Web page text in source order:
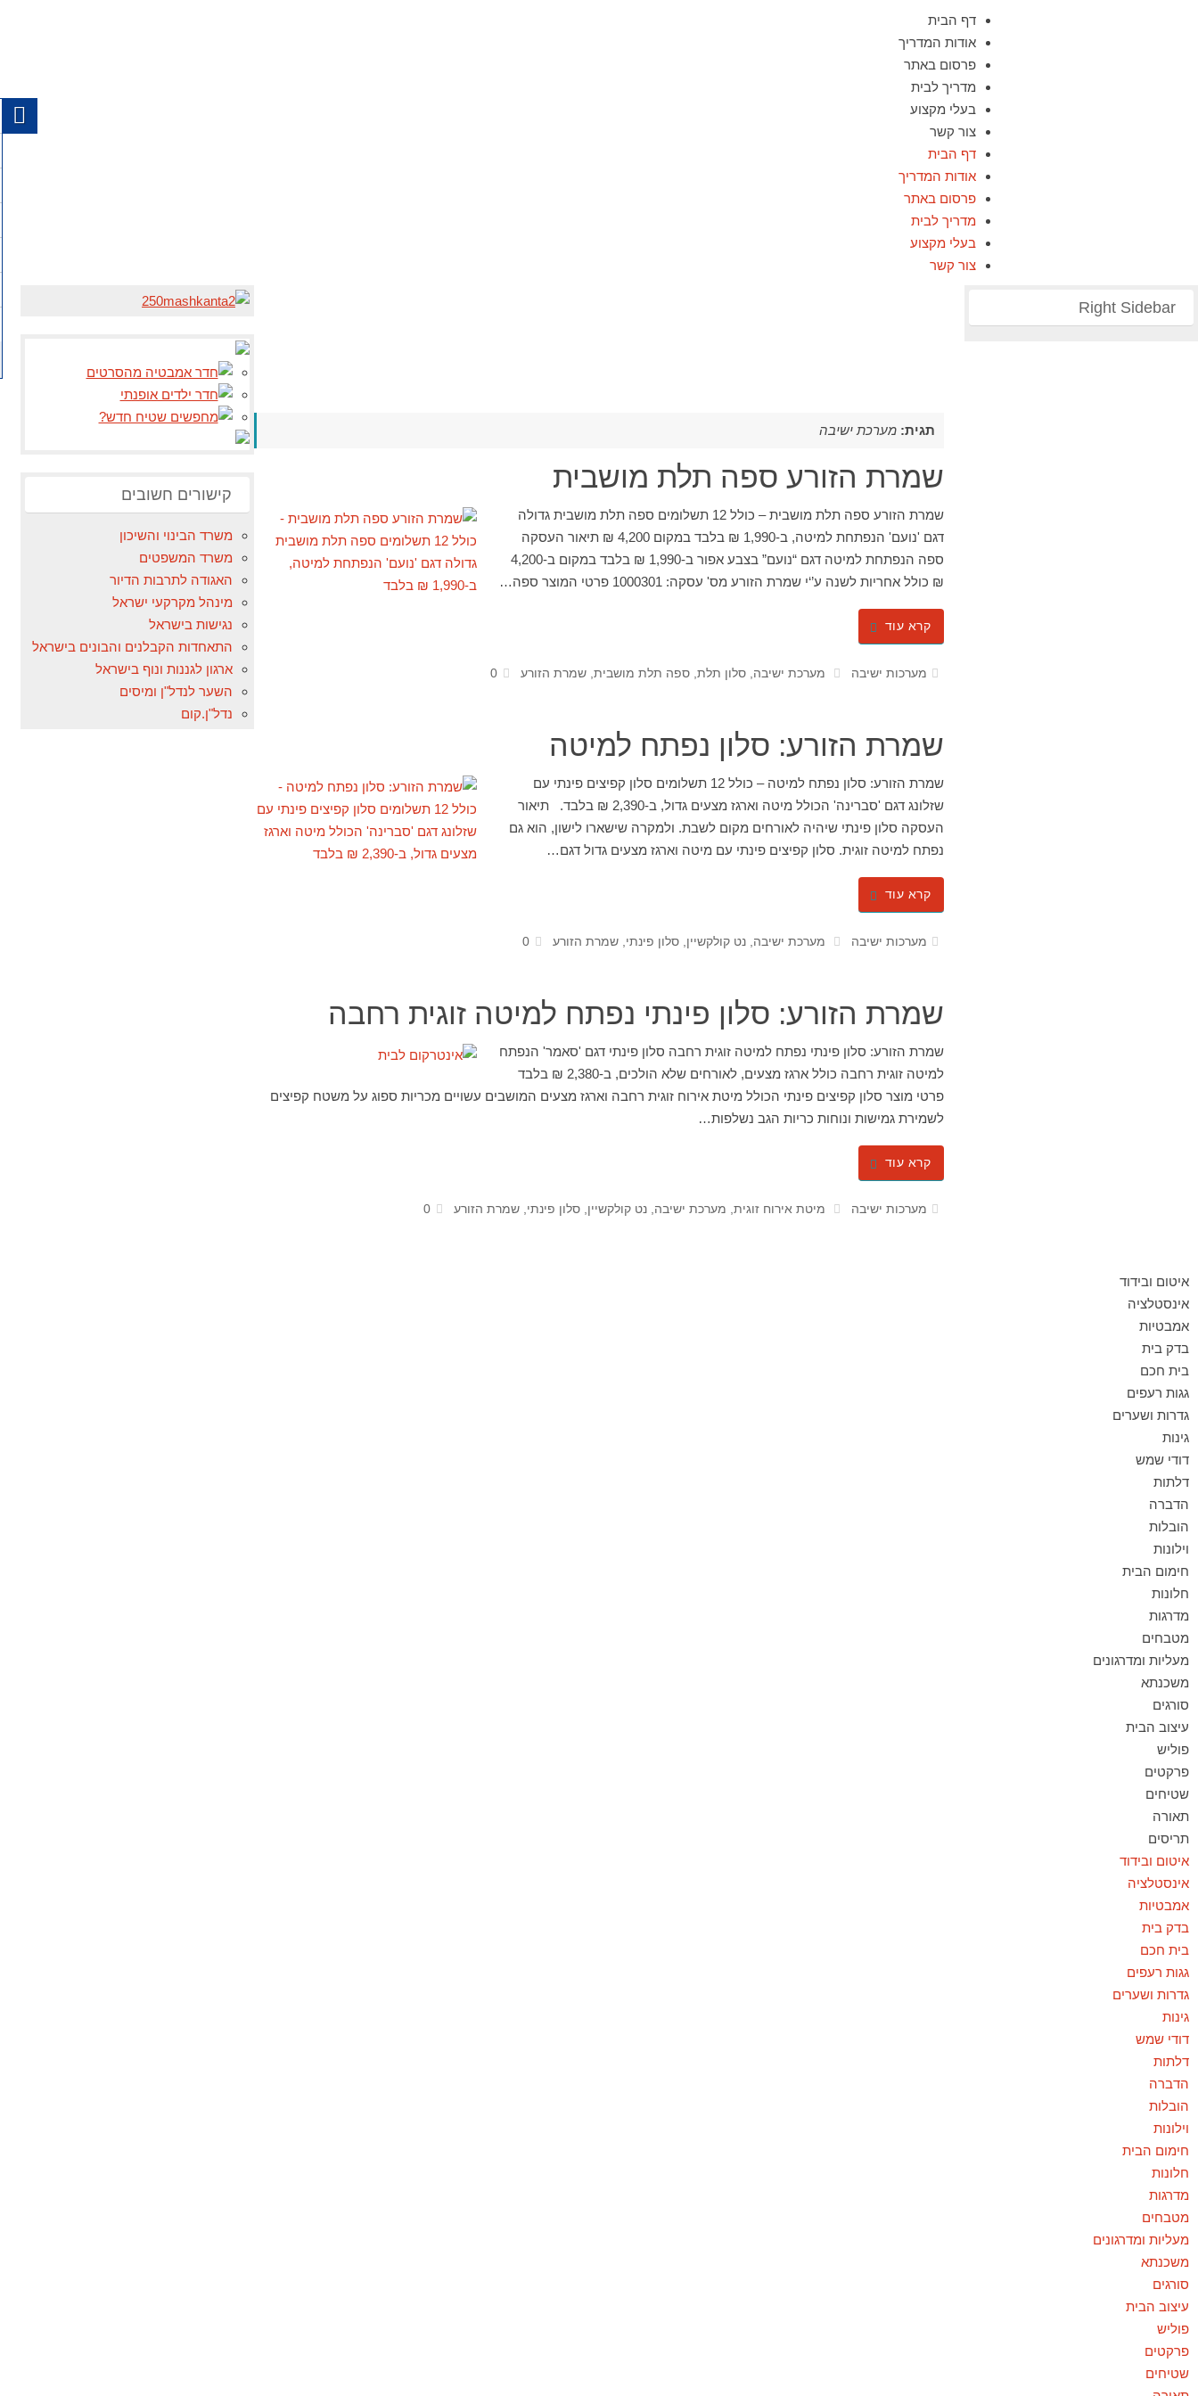
דף הבית
אודות המדריך
פרסום באתר
מדריך לבית
בעלי מקצוע
צור קשר
דף הבית
אודות המדריך
פרסום באתר
מדריך לבית
בעלי מקצוע
צור קשר
תגית: מערכת ישיבה
שמרת הזורע ספה תלת מושבית
שמרת הזורע ספה תלת מושבית – כולל 12 תשלומים ספה תלת מושבית גדולה
דגם 'נועם' הנפתחת למיטה, ב-1,990 ₪ בלבד במקום 4,200 ₪ תיאור העסקה
ספה הנפתחת למיטה דגם “נועם” בצבע אפור ב-1,990 ₪ בלבד במקום ב-4,200
₪ כולל אחריות לשנה ע’‘י שמרת הזורע מס' עסקה: 1000301 פרטי המוצר ספה…
קרא עוד
מערכות ישיבה מערכת ישיבה ,סלון תלת ,ספה תלת מושבית ,שמרת הזורע 0
שמרת הזורע: סלון נפתח למיטה
שמרת הזורע: סלון נפתח למיטה – כולל 12 תשלומים סלון קפיצים פינתי עם
שזלונג דגם 'סברינה' הכולל מיטה וארגז מצעים גדול, ב-2,390 ₪ בלבד. תיאור
העסקה סלון פינתי שיהיה לאורחים מקום לשבת. ולמקרה שישארו לישון, הוא גם
נפתח למיטה זוגית. סלון קפיצים פינתי עם מיטה וארגז מצעים גדול דגם…
קרא עוד
מערכות ישיבה מערכת ישיבה ,נט קולקשיין ,סלון פינתי ,שמרת הזורע 0
שמרת הזורע: סלון פינתי נפתח למיטה זוגית רחבה
שמרת הזורע: סלון פינתי נפתח למיטה זוגית רחבה סלון פינתי דגם 'סאמר' הנפתח
למיטה זוגית רחבה כולל ארגז מצעים, לאורחים שלא הולכים, ב-2,380 ₪ בלבד
פרטי מוצר סלון קפיצים פינתי הכולל מיטת אירוח זוגית רחבה וארגז מצעים המושבים עשויים מכריות ספוג על משטח קפיצים
לשמירת גמישות ונוחות כריות הגב נשלפות…
קרא עוד
מערכות ישיבה מיטת אירוח זוגית, מערכת ישיבה,נט קולקשיין,סלון פינתי,שמרת הזורע 0
קישורים חשובים
משרד הבינוי והשיכון
משרד המשפטים
האגודה לתרבות הדיור
מינהל מקרקעי ישראל
נגישות בישראל
התאחדות הקבלנים והבונים בישראל
ארגון לגננות ונוף בישראל
השער לנדל"ן ומיסים
נדל"ן.קום
Right Sidebar
איטום ובידוד
אינסטלציה
אמבטיות
בדק בית
בית חכם
גגות רעפים
גדרות ושערים
גינות
דודי שמש
דלתות
הדברה
הובלות
וילונות
חימום הבית
חלונות
מדרגות
מטבחים
מעליות ומדרגונים
משכנתא
סורגים
עיצוב הבית
פוליש
פרקטים
שטיחים
תאורה
תריסים
איטום ובידוד
אינסטלציה
אמבטיות
בדק בית
בית חכם
גגות רעפים
גדרות ושערים
גינות
דודי שמש
דלתות
הדברה
הובלות
וילונות
חימום הבית
חלונות
מדרגות
מטבחים
מעליות ומדרגונים
משכנתא
סורגים
עיצוב הבית
פוליש
פרקטים
שטיחים